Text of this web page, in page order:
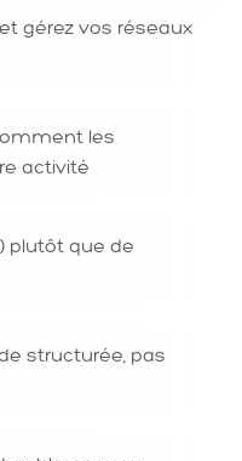
gérez vos réseaux
les
activité
plutôt que de
structurée, pas